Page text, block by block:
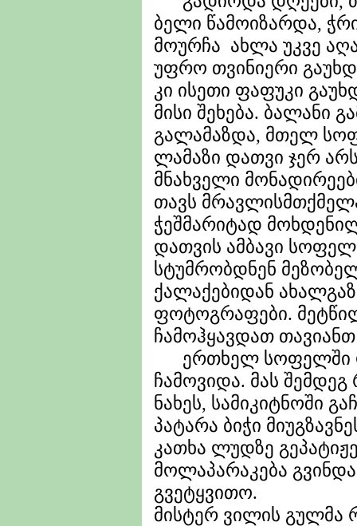
ბელი წამოიზარდა,
მოურჩა ახლა უკვე
უფრო თვინიერი
კი ისეთი ფაფუკი
მისი შეხება. ბალანი
გალამაზდა, მთელ
ლამაზი დათვი ჯერ
მნახველი
თავს
ჭეშმარიტად
დათვის ამბავი
სტუმრობდნენ
ქალაქებიდან
ფოტოგრაფები.
ჩამოჰყავდათ
ერთხელ სოფელში
ჩამოვიდა. მას
ნახეს, სამიკიტნოში
პატარა ბიჭი
კათხა ლუდზე
მოლაპარაკება
გვეტყვითო.
მისტერ ვილის გულმა